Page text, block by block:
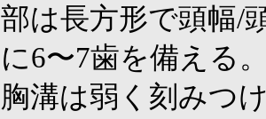
部は長方形で頭幅/
に6〜7歯を備える
胸溝は弱く刻みつ